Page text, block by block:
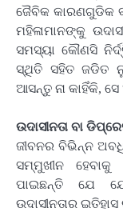
ଜୈବିକ କାରଣଗୁଡିକ
ମହିଳାମାନଙ୍କୁ
ସମସ୍ୟା କୌଣସି
ସ୍ଥିତି ସହିତ ଜଡିତ
ଆସନ୍ତୁ ନା କାହିଁକି,
ଉଦାସୀନତା ବା
ଜୀବନର ବିଭିନ୍ନ
ସମ୍ମୁଖୀନ ହେବାକୁ
ପାଇଛନ୍ତି ଯେ
ଉଦାସୀନତାର